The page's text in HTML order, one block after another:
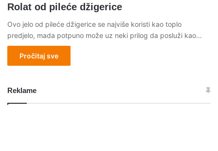
Rolat od pileće džigerice
Ovo jelo od pileće džigerice se najviše koristi kao toplo
predjelo, mada potpuno može uz neki prilog da posluži kao…
Pročitaj sve
Reklame